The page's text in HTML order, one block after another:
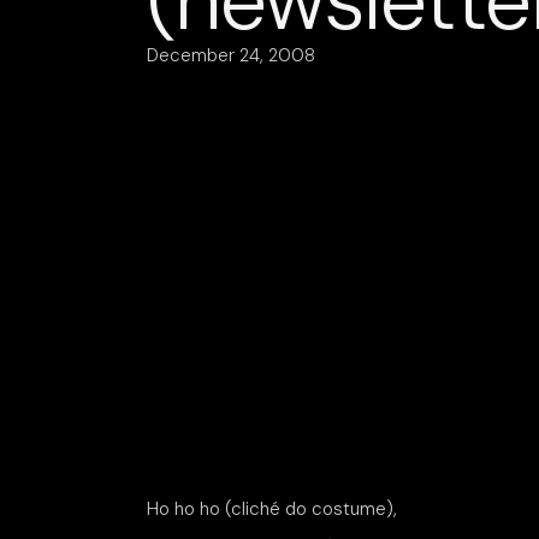
December 24, 2008
Ho ho ho (cliché do costume),